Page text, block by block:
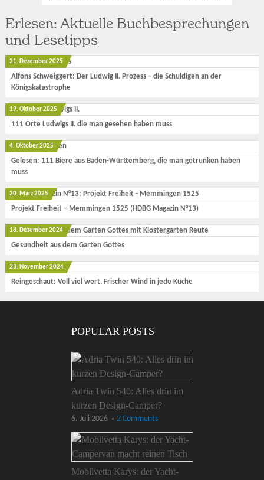
Erlesen: Aktuelle Buchbesprechungen
und Lesetipps
21. Dezember 2025
Alfons Schweiggert: Der Ludwig II. Prozess – die Schuldigen an der
Königskatastrophe
19. Oktober 2025
111 Orte Ludwigs II. die man gesehen haben muss
4. Oktober 2025
Gelesen: 111 Biere aus Baden-Württemberg, die man getrunken haben
muss
20. März 2025
Projekt Freiheit – Memmingen 1525 (HDBG Magazin N°13)
18. Dezember 2024
Gesundheit aus dem Garten Gottes
23. November 2024
Reingeschaut: Voll viel wert. Frischer Wind in jede Küche
POPULAR POSTS
Adria Twin 540: Alles drin im
kurzen Design-Camper?
6. Juli 2026 2 Comments
Mobilvetta Karys: der Yacht-